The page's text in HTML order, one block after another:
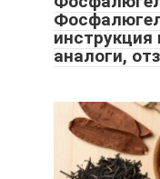
аналоги,